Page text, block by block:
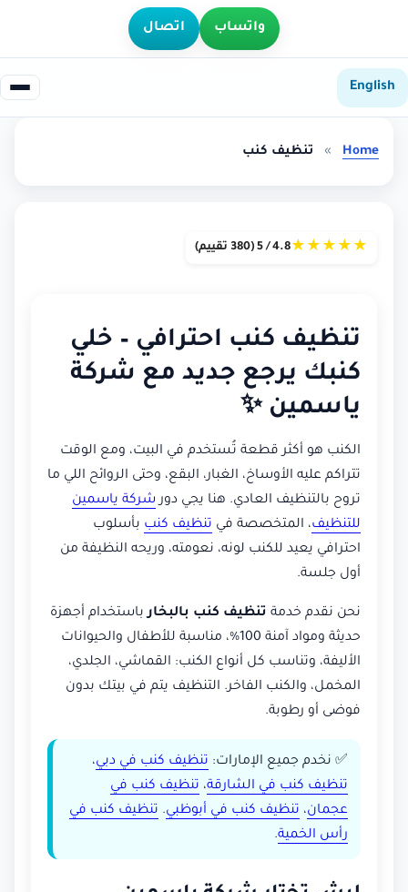
واتساب اتصال
English
Home
» تنظيف كنب
★
★
★
★
★4.8 / 5 (380 تقييم)
تنظيف كنب احترافي – خلي
كنبك يرجع جديد مع شركة
ياسمين ✨
الكنب هو أكثر قطعة تُستخدم في البيت، ومع الوقت
تتراكم عليه الأوساخ، الغبار، البقع، وحتى الروائح اللي ما
تروح بالتنظيف العادي. هنا يجي دورشركة ياسمين
للتنظيف، المتخصصة في تنظيف كنب بأسلوب
احترافي يعيد للكنب لونه، نعومته، وريحه النظيفة من
أول جلسة.
نحن نقدم خدمة تنظيف كنب بالبخارباستخدام أجهزة
حديثة ومواد آمنة 100%، مناسبة للأطفال والحيوانات
الأليفة، وتناسب كل أنواع الكنب: القماشي، الجلدي،
المخمل، والكنب الفاخر. التنظيف يتم في بيتك بدون
فوضى أو رطوبة.
✅ نخدم جميع الإمارات: تنظيف كنب في دبي،
تنظيف كنب في الشارقة، تنظيف كنب في
عجمان، تنظيف كنب في أبوظبي. تنظيف كنب في
رأس الخمية.